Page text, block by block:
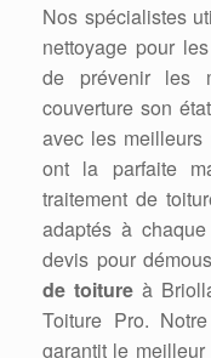
Nos spécialistes
nettoyage pour
de prévenir les
couverture son
avec les meilleurs
ont la parfaite
traitement de
adaptés à
devis pour
de toitureà
Toiture Pro.
garantit le